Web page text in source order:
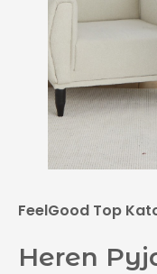
FeelGood Top
Heren